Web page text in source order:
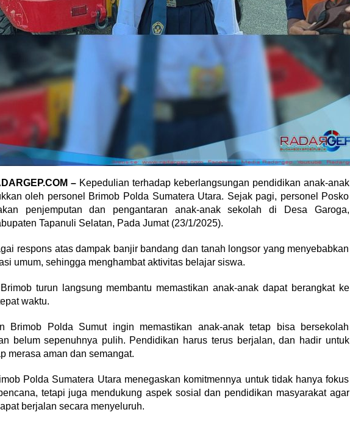
– Kepedulian terhadap keberlangsungan pendidikan anak-anak
oleh personel Brimob Polda Sumatera Utara. Sejak pagi, personel Posko
penjemputan dan pengantaran anak-anak sekolah di Desa Garoga,
Tapanuli Selatan, Pada Jumat (23/1/2025).
respons atas dampak banjir bandang dan tanah longsor yang menyebabkan
umum, sehingga menghambat aktivitas belajar siswa.
turun langsung membantu memastikan anak-anak dapat berangkat ke
waktu.
Brimob Polda Sumut ingin memastikan anak-anak tetap bisa bersekolah
belum sepenuhnya pulih. Pendidikan harus terus berjalan, dan hadir untuk
merasa aman dan semangat.
Polda Sumatera Utara menegaskan komitmennya untuk tidak hanya fokus
tetapi juga mendukung aspek sosial dan pendidikan masyarakat agar
berjalan secara menyeluruh.